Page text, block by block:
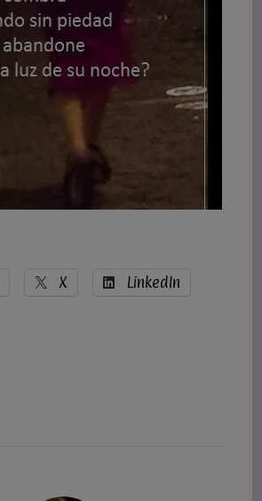
X LinkedIn